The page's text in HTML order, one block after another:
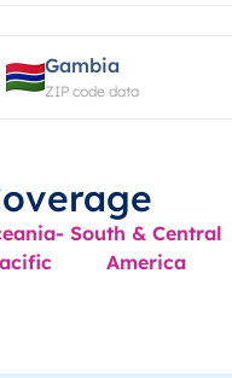
Gambia
ZIP code data
South & Central
America